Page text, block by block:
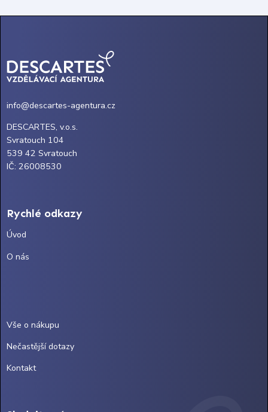
info@descartes-agentura.cz
DESCARTES, v.o.s.
Svratouch 104
539 42 Svratouch
IČ: 26008530
Rychlé odkazy
Úvod
O nás
Vše o nákupu
Nečastější dotazy
Kontakt